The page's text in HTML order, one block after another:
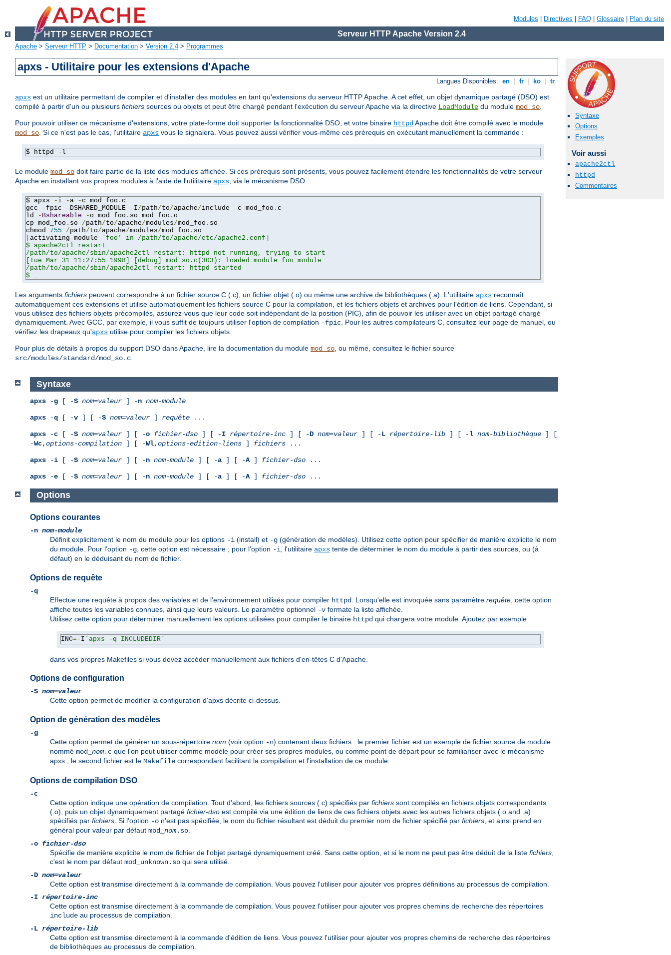
Modules Directives FAQ Glossaire Plan du site
Serveur HTTP Apache Version 2.4
Apache > Serveur HTTP > Documentation > Version 2.4 > Programmes
apxs - Utilitaire pour les extensions d'Apache
Langues Disponibles: en fr ko tr
apxs est un utilitaire permettant de compiler et d'installer des modules en tant qu'extensions du serveur HTTP Apache. A cet effet, un objet dynamique partagé (DSO) est
compilé à partir d'un ou plusieurs fichiers sources ou objets et peut être chargé pendant l'exécution du serveur Apache via la directive LoadModule du module mod_so.
Pour pouvoir utiliser ce mécanisme d'extensions, votre plate-forme doit supporter la fonctionnalité DSO, et votre binaire httpdApache doit être compilé avec le module
mod_so. Si ce n'est pas le cas, l'utilitaire apxs vous le signalera. Vous pouvez aussi vérifier vous-même ces prérequis en exécutant manuellement la commande :
$ httpd - l
Le module mod_so doit faire partie de la liste des modules affichée. Si ces prérequis sont présents, vous pouvez facilement étendre les fonctionnalités de votre serveur
Apache en installant vos propres modules à l'aide de l'utilitaire apxs, via le mécanisme DSO :
$ apxs - i -a -c mod_foo . c
gcc
-fpic - DSHARED_MODULE - I/path/to/apache/include -c mod_foo . c
ld
- Bshareable -o mod_foo . so mod_foo . o
cp mod_foo . so /path/to/apache/modules/mod_foo . so
chmod 755 /path/to/apache/modules/mod_foo .
activating module
`foo' in /path/to/apache/etc/apache2.conf]
$ apache2ctl restart
/path/to/apache/sbin/apache2ctl restart: httpd not running, trying to start
[Tue Mar 31 11:27:55 1998] [debug] mod_so.c(303): loaded module foo_module
/path/to/apache/sbin/apache2ctl restart: httpd started
$ _
Les arguments fichiers peuvent correspondre à un fichier source C (.c), un fichier objet (.o) ou même une archive de bibliothèques (.a). L'utilitaire apxs reconnaît
automatiquement ces extensions et utilise automatiquement les fichiers source C pour la compilation, et les fichiers objets et archives pour l'édition de liens. Cependant, si
vous utilisez des fichiers objets précompilés, assurez-vous que leur code soit indépendant de la position (PIC), afin de pouvoir les utiliser avec un objet partagé chargé
dynamiquement. Avec GCC, par exemple, il vous suffit de toujours utiliser l'option de compilation -fpic. Pour les autres compilateurs C, consultez leur page de manuel, ou
vérifiez les drapeaux qu'apxs utilise pour compiler les fichiers objets.
Pour plus de détails à propos du support DSO dans Apache, lire la documentation du module mod_so, ou même, consultez le fichier source
src/modules/standard/mod_so.c.
Syntaxe
Options
Exemples
Voir aussi
apache2ctl
httpd
Commentaires
Syntaxe
apxs -g [ -S nom=valeur ] -n nom-module
apxs -q [ -v ] [ -S nom=valeur ] requête ...
apxs -c [ -S nom=valeur ] [ -o fichier-dso ] [ -I répertoire-inc ] [ -D nom=valeur ] [ -L répertoire-lib ] [ -l nom-bibliothèque ] [
-Wc,options-compilation ] [ -Wl,options-edition-liens ] fichiers ...
apxs -i [ -S nom=valeur ] [ -n nom-module ] [ -a ] [ -A] fichier-dso ...
apxs -e [ -S nom=valeur ] [ -n nom-module ] [ -a ] [ -A] fichier-dso ...
Options
Options courantes
-n nom-module
Définit explicitement le nom du module pour les options -i (install) et -g (génération de modèles). Utilisez cette option pour spécifier de manière explicite le nom
du module. Pour l'option -g , cette option est nécessaire ; pour l'option -i , l'utilitaire apxs tente de déterminer le nom du module à partir des sources, ou (à
défaut) en le déduisant du nom de fichier.
Options de requête
-q
Effectue une requête à propos des variables et de l'environnement utilisés pour compiler httpd . Lorsqu'elle est invoquée sans paramètre requête , cette option
affiche toutes les variables connues, ainsi que leurs valeurs. Le paramètre optionnel -v formate la liste affichée.
Utilisez cette option pour déterminer manuellement les options utilisées pour compiler le binaire httpd qui chargera votre module. Ajoutez par exemple
INC=- I `apxs -q INCLUDEDIR`
dans vos propres Makefiles si vous devez accéder manuellement aux fichiers d'en-têtes C d'Apache.
Options de configuration
-S nom=valeur
Cette option permet de modifier la configuration d'apxs décrite ci-dessus.
Option de génération des modèles
-g
Cette option permet de générer un sous-répertoire nom (voir option -n) contenant deux fichiers : le premier fichier est un exemple de fichier source de module
nommé mod_ nom.c que l'on peut utiliser comme modèle pour créer ses propres modules, ou comme point de départ pour se familiariser avec le mécanisme
apxs ; le second fichier est le Makefile correspondant facilitant la compilation et l'installation de ce module.
Options de compilation DSO
-c
Cette option indique une opération de compilation. Tout d'abord, les fichiers sources (.c) spécifiés par fichiers sont compilés en fichiers objets correspondants
(.o), puis un objet dynamiquement partagé fichier-dso est compilé via une édition de liens de ces fichiers objets avec les autres fichiers objets (.o and .a)
spécifiés par fichiers . Si l'option -o n'est pas spécifiée, le nom du fichier résultant est déduit du premier nom de fichier spécifié par fichiers , et ainsi prend en
général pour valeur par défaut mod_ nom.so
-o fichier-dso
Spécifie de manière explicite le nom de fichier de l'objet partagé dynamiquement créé. Sans cette option, et si le nom ne peut pas être déduit de la liste fichiers
c'est le nom par défaut mod_unknown.so qui sera utilisé.
-D nom=valeur
Cette option est transmise directement à la commande de compilation. Vous pouvez l'utiliser pour ajouter vos propres définitions au processus de compilation.
-I répertoire-inc
Cette option est transmise directement à la commande de compilation. Vous pouvez l'utiliser pour ajouter vos propres chemins de recherche des répertoires
include au processus de compilation.
-L répertoire-lib
Cette option est transmise directement à la commande d'édition de liens. Vous pouvez l'utiliser pour ajouter vos propres chemins de recherche des répertoires
de bibliothèques au processus de compilation.